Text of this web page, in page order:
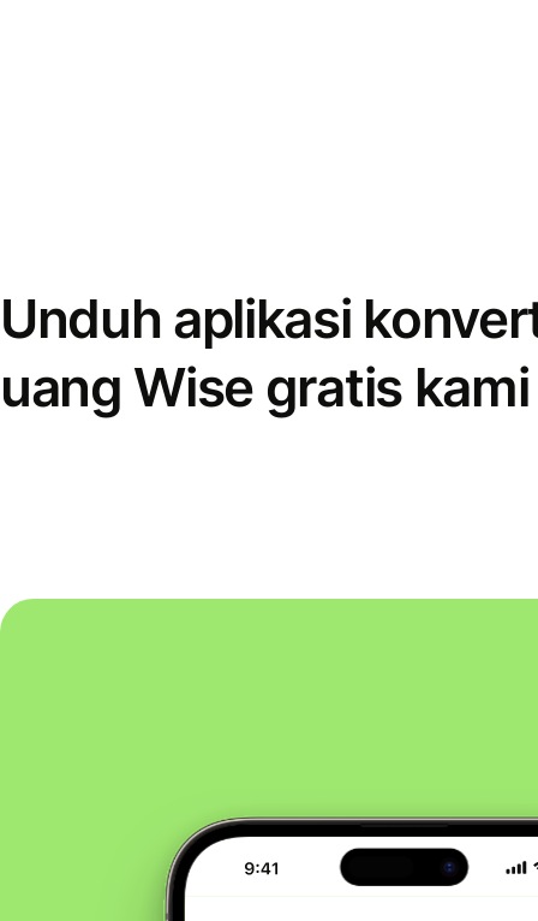
Unduh aplikasi
uang Wise gratis kami